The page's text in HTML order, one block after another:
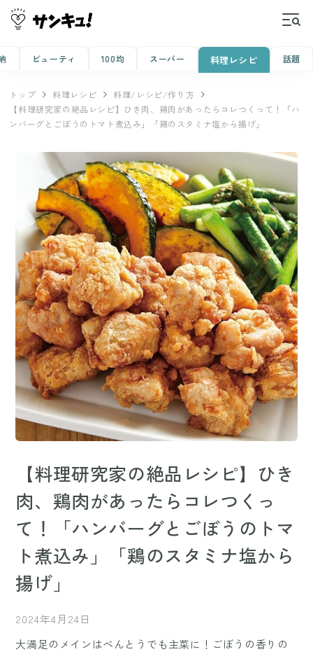
ビューティ 100均 スーパー 料理レシピ 話題
トップ 料理レシピ
料理/レシピ/作り方
【料理研究家の絶品レシピ】ひき肉、鶏肉があったらコレつくって！「ハ
ンバーグとごぼうのトマト煮込み」「鶏のスタミナ塩から揚げ」
【料理研究家の絶品レシピ】ひき
肉、鶏肉があったらコレつくっ
て！「ハンバーグとごぼうのトマ
ト煮込み」「鶏のスタミナ塩から
揚げ」
2024年4月24日
大満足のメインはべんとうでも主菜に！ごぼうの香りの